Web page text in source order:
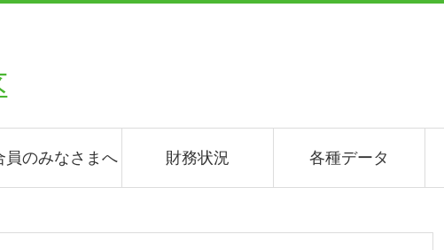
員のみなさまへ 財務状況 各種データ